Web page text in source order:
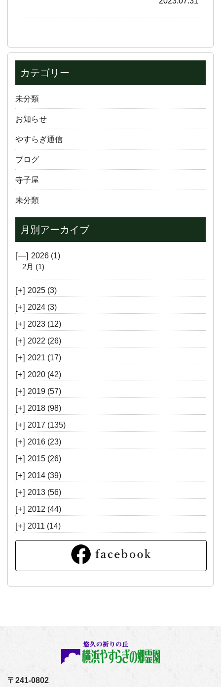
カテゴリー
未分類
お知らせ
やすらぎ通信
ブログ
寺子屋
未分類
月別アーカイブ
[—] 2026 (1)
2月 (1)
[+] 2025 (3)
[+] 2024 (3)
[+] 2023 (12)
[+] 2022 (26)
[+] 2021 (17)
[+] 2020 (42)
[+] 2019 (57)
[+] 2018 (98)
[+] 2017 (135)
[+] 2016 (23)
[+] 2015 (26)
[+] 2014 (39)
[+] 2013 (56)
[+] 2012 (44)
[+] 2011 (14)
〒241-0802